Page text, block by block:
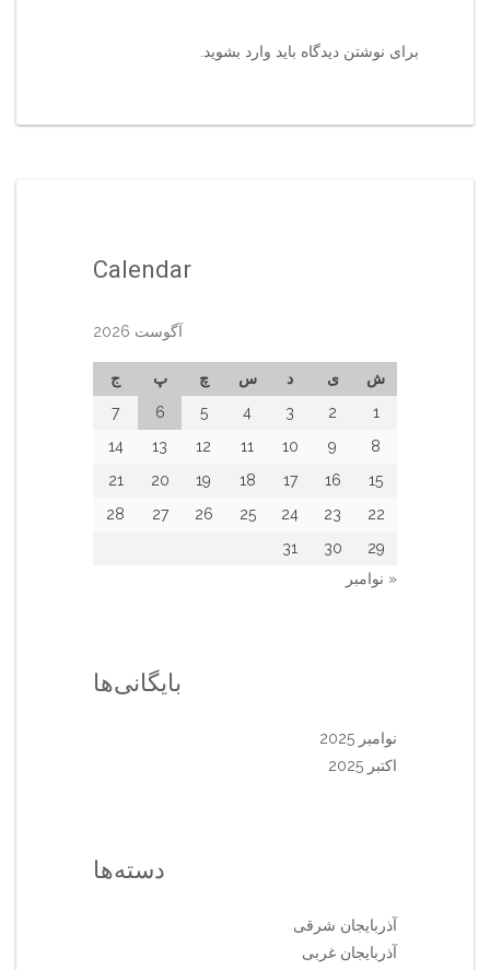
برای نوشتن دیدگاه باید وارد بشوید
Calendar
آگوست 2026
ش ی د س چ پ
ج
1
2
3
4
5
6
7
8
9
10
11
12
13
14
15
16
17
18
19
20
21
22
23
24
25
26
27
28
29
30
31
« نوامبر
بایگانی‌ها
نوامبر 2025
اکتبر 2025
دسته‌ها
آذربایجان شرقی
آذربایجان غربی